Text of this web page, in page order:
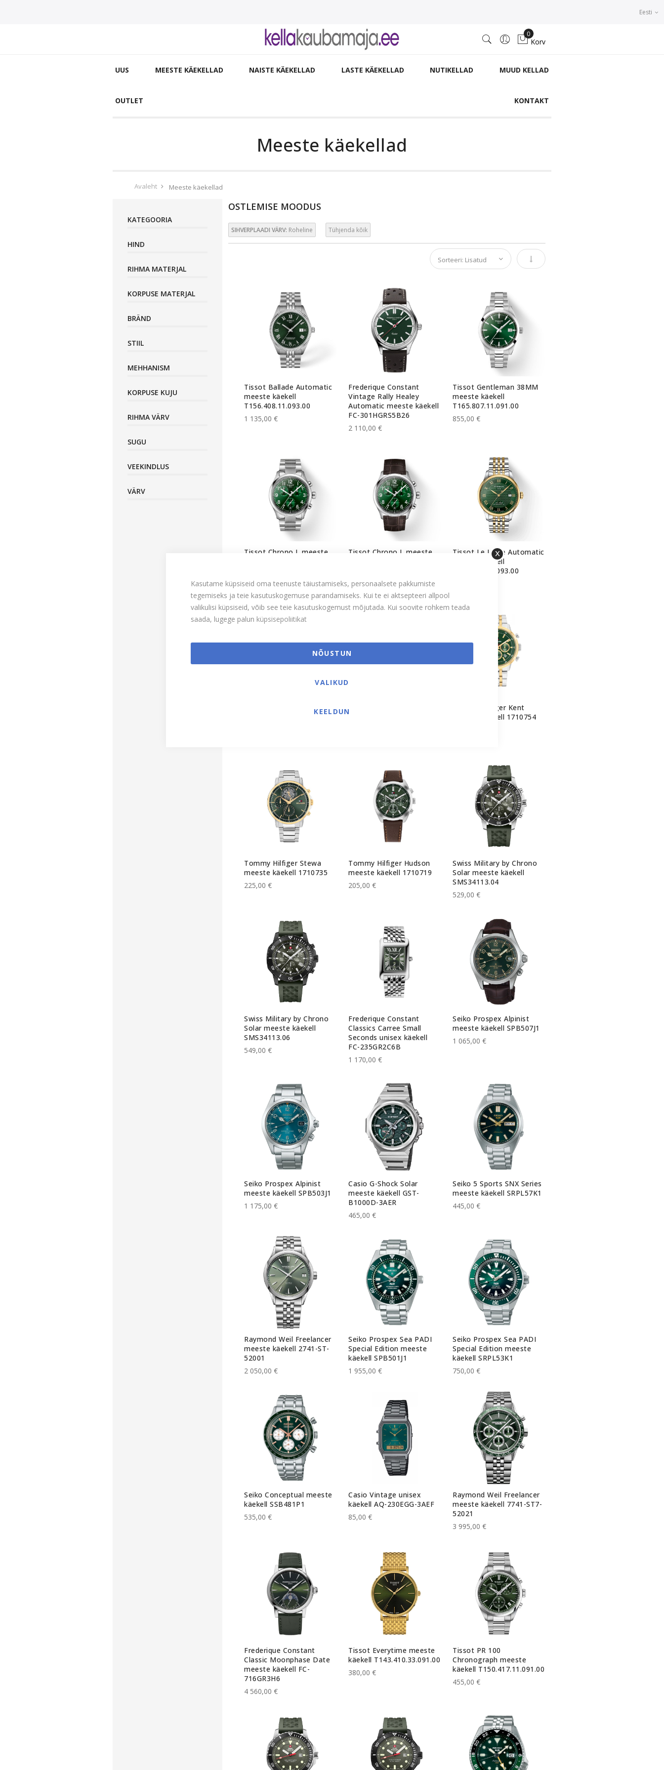
Sulge
Kasutame küpsiseid oma teenuste täiustamiseks, personaalsete pakkumiste
tegemiseks ja teie kasutuskogemuse parandamiseks. Kui te ei aktsepteeri allpool
valikulisi küpsiseid, võib see teie kasutuskogemust mõjutada. Kui soovite rohkem teada
saada, lugege palun küpsisepoliitikat
NÕUSTUN
VALIKUD
KEELDUN
Eesti
Korv
0
UUS MEESTE KÄEKELLAD NAISTE KÄEKELLAD LASTE KÄEKELLAD NUTIKELLAD MUUD KELLAD
OUTLET KONTAKT
Meeste käekellad
Avaleht Meeste käekellad
OSTLEMISE MOODUS
SIHVERPLAADI VÄRV: Roheline Tühjenda kõik
Määra tõusev suund
Tissot Ballade Automatic
meeste käekell
T156.408.11.093.00
1 135,00 €
Frederique Constant
Vintage Rally Healey
Automatic meeste käekell
FC-301HGRS5B26
2 110,00 €
Tissot Gentleman 38MM
meeste käekell
T165.807.11.091.00
855,00 €
Tissot Chrono L meeste
Tissot Chrono L meeste
Tissot Le Locle Automatic
meeste käekell
T006.407.22.093.00
Tissot Le Locle Automatic
Tissot Le Locle meeste
käekell T006.407.33.093.00
Tommy Hilfiger Kent
meeste käekell 1710754
Tommy Hilfiger Stewa
meeste käekell 1710735
225,00 €
Tommy Hilfiger Hudson
meeste käekell 1710719
205,00 €
Swiss Military by Chrono
Solar meeste käekell
SMS34113.04
529,00 €
Swiss Military by Chrono
Solar meeste käekell
SMS34113.06
549,00 €
Frederique Constant
Classics Carree Small
Seconds unisex käekell
FC-235GR2C6B
1 170,00 €
Seiko Prospex Alpinist
meeste käekell SPB507J1
1 065,00 €
Seiko Prospex Alpinist
meeste käekell SPB503J1
1 175,00 €
Casio G-Shock Solar
meeste käekell GST-
B1000D-3AER
465,00 €
Seiko 5 Sports SNX Series
meeste käekell SRPL57K1
445,00 €
Raymond Weil Freelancer
meeste käekell 2741-ST-
52001
2 050,00 €
Seiko Prospex Sea PADI
Special Edition meeste
käekell SPB501J1
1 955,00 €
Seiko Prospex Sea PADI
Special Edition meeste
käekell SRPL53K1
750,00 €
Seiko Conceptual meeste
käekell SSB481P1
535,00 €
Casio Vintage unisex
käekell AQ-230EGG-3AEF
85,00 €
Raymond Weil Freelancer
meeste käekell 7741-ST7-
52021
3 995,00 €
Frederique Constant
Classic Moonphase Date
meeste käekell FC-
716GR3H6
4 560,00 €
Tissot Everytime meeste
käekell T143.410.33.091.00
380,00 €
Tissot PR 100
Chronograph meeste
käekell T150.417.11.091.00
455,00 €
KATEGOORIA
HIND
RIHMA MATERJAL
KORPUSE MATERJAL
BRÄND
STIIL
MEHHANISM
KORPUSE KUJU
RIHMA VÄRV
SUGU
VEEKINDLUS
VÄRV